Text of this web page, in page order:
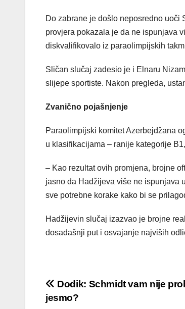
Do zabrane je došlo neposredno uoči
provjera pokazala je da ne ispunjava
diskvalifikovalo iz paraolimpijskih
Sličan slučaj zadesio je i Elnaru
slijepe sportiste. Nakon pregleda,
Zvanično pojašnjenje
Paraolimpijski komitet Azerbejdžana
u klasifikacijama – ranije kategorije
– Kao rezultat ovih promjena, brojne
jasno da Hadžijeva više ne ispunjava
sve potrebne korake kako bi se
Hadžijevin slučaj izazvao je brojne
dosadašnji put i osvajanje najviših
Post
Dodik: Schmidt vam nije
jesmo?